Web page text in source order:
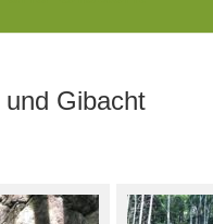
Gibacht